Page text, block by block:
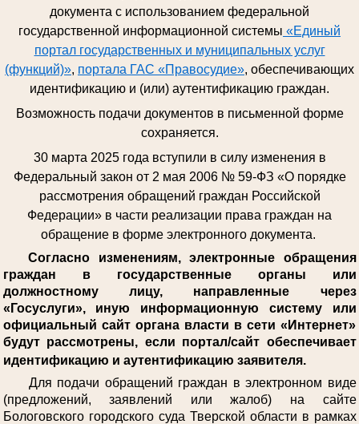
документа с использованием федеральной
государственной информационной системы «Единый
портал государственных и муниципальных услуг
(функций)», портала ГАС «Правосудие», обеспечивающих
идентификацию и (или) аутентификацию граждан.
Возможность подачи документов в письменной форме
сохраняется.
30 марта 2025 года вступили в силу изменения в
Федеральный закон от 2 мая 2006 № 59-ФЗ «О порядке
рассмотрения обращений граждан Российской
Федерации» в части реализации права граждан на
обращение в форме электронного документа.
Согласно изменениям, электронные обращения
граждан в государственные органы или
должностному лицу, направленные через
«Госуслуги», иную информационную систему или
официальный сайт органа власти в сети «Интернет»
будут рассмотрены, если портал/сайт обеспечивает
идентификацию и аутентификацию заявителя.
Для подачи обращений граждан в электронном виде
(предложений, заявлений или жалоб) на сайте
Бологовского городского суда Тверской области в рамках